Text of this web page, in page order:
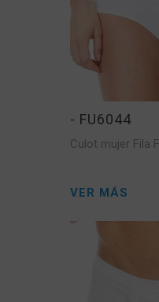
- FU6044
Culot mujer Fila
VER MÁS